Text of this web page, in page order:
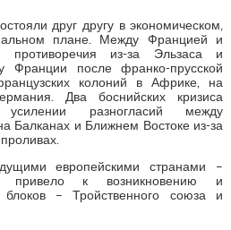
друг другу в экономическом,
плане. Между Францией и
противоречия из-за Эльзаса и
Франции после франко-прусской
колоний в Африке, на
Два боснийских кризиса
усилении разногласий между
Балканах и Ближнем Востоке из-за
европейскими странами –
привело к возникновению и
блоков – Тройственного союза и